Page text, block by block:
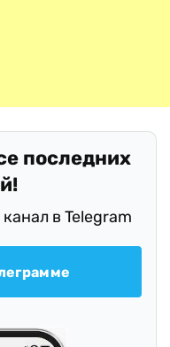
последних
в Telegram